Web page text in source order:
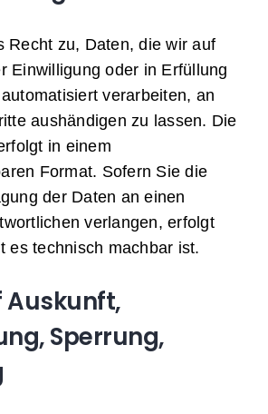
Recht zu, Daten, die wir auf
Einwilligung oder in Erfüllung
verarbeiten, an
aushändigen zu lassen. Die
in einem
Format. Sofern Sie die
der Daten an einen
verlangen, erfolgt
es technisch machbar ist.
Auskunft,
Sperrung,